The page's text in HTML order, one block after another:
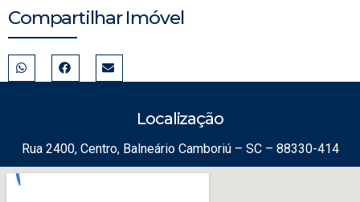
Compartilhar Imóvel
Localização
Rua 2400, Centro, Balneário Camboriú – SC – 88330-414